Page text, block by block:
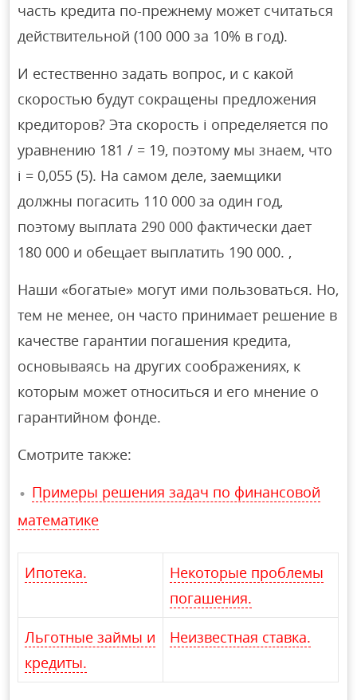
часть кредита по-прежнему может считаться
действительной (100 000 за 10% в год).
И естественно задать вопрос, и с какой
скоростью будут сокращены предложения
кредиторов? Эта скорость i определяется по
уравнению 181 / = 19, поэтому мы знаем, что
i = 0,055 (5). На самом деле, заемщики
должны погасить 110 000 за один год,
поэтому выплата 290 000 фактически дает
180 000 и обещает выплатить 190 000. ,
Наши «богатые» могут ими пользоваться. Но,
тем не менее, он часто принимает решение в
качестве гарантии погашения кредита,
основываясь на других соображениях, к
которым может относиться и его мнение о
гарантийном фонде.
Смотрите также:
Примеры решения задач по финансовой
математике
Ипотека.
Некоторые проблемы
погашения.
Льготные займы и
кредиты.
Неизвестная ставка.